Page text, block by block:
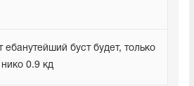
ебанутейший буст будет, только
нико 0.9 кд